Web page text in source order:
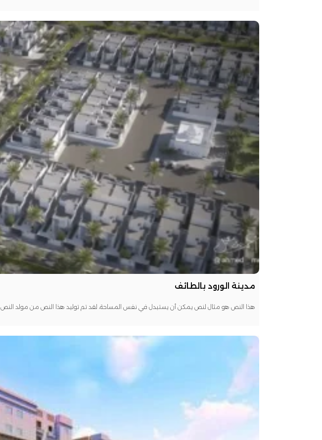
مدينة الورود بالطائف
هذا النص هو مثال لنص يمكن أن يستبدل في نفس المساحة، لقد تم توليد هذا النص من مولد النص